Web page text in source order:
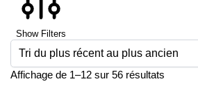
Show Filters
Affichage de 1–12 sur 56 résultats